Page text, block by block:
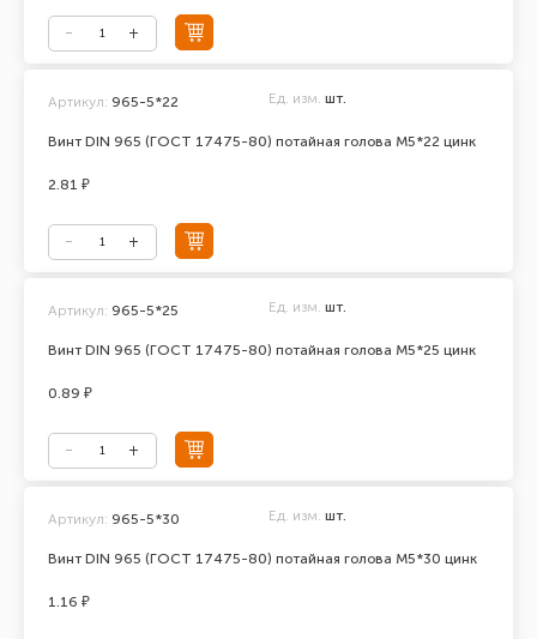
Винт DIN 965 (ГОСТ 17475-80) потайная голова М5*22 цинк
Артикул: 965-5*22 Ед. изм. шт.
2.81 ₽
Винт DIN 965 (ГОСТ 17475-80) потайная голова М5*25 цинк
Артикул: 965-5*25 Ед. изм. шт.
0.89 ₽
Винт DIN 965 (ГОСТ 17475-80) потайная голова М5*30 цинк
Артикул: 965-5*30 Ед. изм. шт.
1.16 ₽